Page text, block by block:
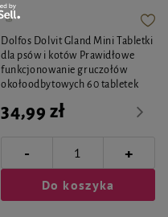
Dolfos Dolvit Gland Mini Tabletki
dla psów i kotów Prawidłowe
funkcjonowanie gruczołów
okołoodbytowych 60 tabletek
34,99 zł
- +
Do koszyka